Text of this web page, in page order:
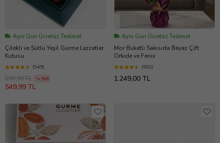
Aynı Gün Ücretsiz Teslimat
Çilekli ve Sütlü Yeşil Gurme Lezzetler
Kutusu
(549)
599,99 TL %8
549,99 TL
Aynı Gün Ücretsiz Teslimat
Mor Buketli Sakısıda Beyaz Çift
Orkide ve Fenix
(902)
1.249,00 TL